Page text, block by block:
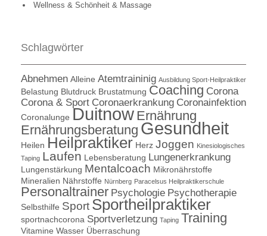
Wellness & Schönheit & Massage
Schlagwörter
Abnehmen Alleine Atemtraininig Ausbildung Sport-Heilpraktiker
Belastung Blutdruck Brustatmung Coaching Corona
Corona & Sport Coronaerkrankung Coronainfektion
Coronalunge Duitnow Ernährung
Ernährungsberatung Gesundheit
Heilen Heilpraktiker Herz Joggen Kinesiologisches
Taping Laufen Lebensberatung Lungenerkrankung
Lungenstärkung Mentalcoach Mikronährstoffe
Mineralien Nährstoffe Nürnberg Paracelsus Heilpraktikerschule
Personaltrainer Psychologie Psychotherapie
Selbsthilfe Sport Sportheilpraktiker
sportnachcorona Sportverletzung Taping Training
Vitamine Wasser Überraschung